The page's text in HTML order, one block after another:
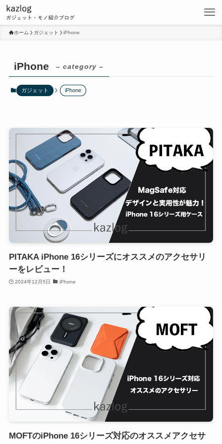
ホーム ガジェット iPhone
iPhone – category –
ガジェット iPhone
PITAKA iPhone 16シリーズにオススメのアクセサリ
ーをレビュー！
2024年12月5日 iPhone
MOFTのiPhone 16シリーズ対応のオススメアクセサ